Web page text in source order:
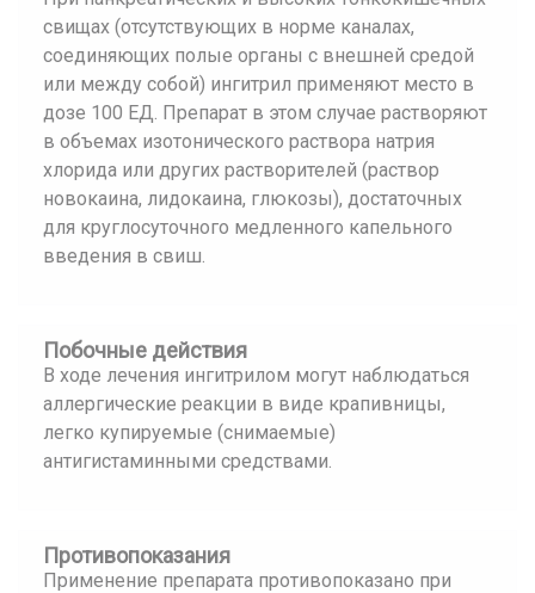
свищах (отсутствующих в норме каналах,
соединяющих полые органы с внешней средой
или между собой) ингитрил применяют место в
дозе 100 ЕД. Препарат в этом случае растворяют
в объемах изотонического раствора натрия
хлорида или других растворителей (раствор
новокаина, лидокаина, глюкозы), достаточных
для круглосуточного медленного капельного
введения в свиш.
Побочные действия
В ходе лечения ингитрилом могут наблюдаться
аллергические реакции в виде крапивницы,
легко купируемые (снимаемые)
антигистаминными средствами.
Противопоказания
Применение препарата противопоказано при